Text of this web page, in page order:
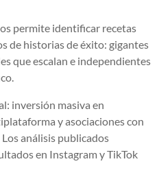
permite identificar recetas
de historias de éxito: gigantes
que escalan e independientes
inversión masiva en
y asociaciones con
análisis publicados
en Instagram y TikTok